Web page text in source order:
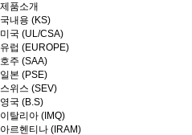
제품소개
국내용 (KS)
미국 (UL/CSA)
유럽 (EUROPE)
호주 (SAA)
일본 (PSE)
스위스 (SEV)
영국 (B.S)
이탈리아 (IMQ)
아르헨티나 (IRAM)